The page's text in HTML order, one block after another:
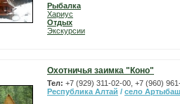
Рыбалка
Хариус
Отдых
Экскурсии
Охотничья заимка "Коно"
Тел: +7 (929) 311-02-00, +7 (960)
Республика Алтай / село Артыбаш